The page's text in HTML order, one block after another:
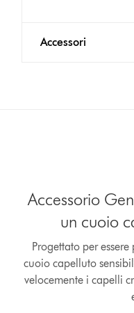
Accessori
Accessorio
un cuoio
Progettato per
cuoio capelluto
velocemente i capelli